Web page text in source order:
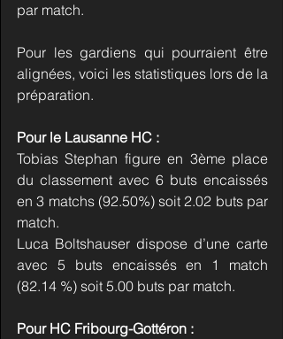
par match.
Pour les gardiens qui pourraient être
alignées, voici les statistiques lors de la
préparation.
Pour le Lausanne HC :
Tobias Stephan figure en 3ème place
du classement avec 6 buts encaissés
en 3 matchs (92.50%) soit 2.02 buts par
match.
Luca Boltshauser dispose d’une carte
avec 5 buts encaissés en 1 match
(82.14 %) soit 5.00 buts par match.
Pour HC Fribourg-Gottéron :